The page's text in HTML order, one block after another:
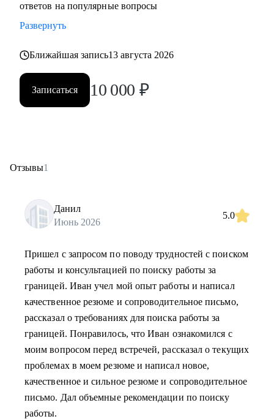
ответов на популярные вопросы
Развернуть
Ближайшая запись13 августа 2026
Записаться 10 000 ₽
Отзывы1
Данил
Июнь 2026
5.0
Пришел с запросом по поводу трудностей с поиском
работы и консультацией по поиску работы за
границей. Иван учел мой опыт работы и написал
качественное резюме и сопроводительное письмо,
рассказал о требованиях для поиска работы за
границей. Понравилось, что Иван ознакомился с
моим вопросом перед встречей, рассказал о текущих
проблемах в моем резюме и написал новое,
качественное и сильное резюме и сопроводительное
письмо. Дал объемные рекомендации по поиску
работы.